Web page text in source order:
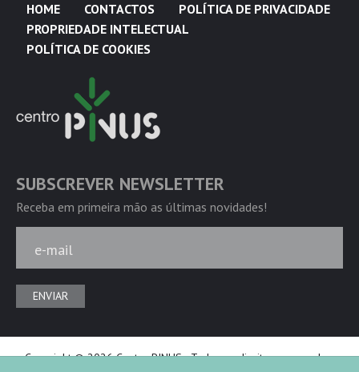
HOME CONTACTOS
POLÍTICA DE PRIVACIDADE
PROPRIEDADE INTELECTUAL
POLÍTICA DE COOKIES
SUBSCREVER NEWSLETTER
Receba em primeira mão as últimas novidades!
e-mail
ENVIAR
Copyright © 2026 Centro PINUS - Todos os direitos reservados.